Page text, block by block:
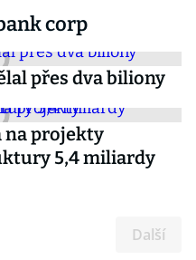
corp
přes dva biliony
na projekty
5,4 miliardy
Další